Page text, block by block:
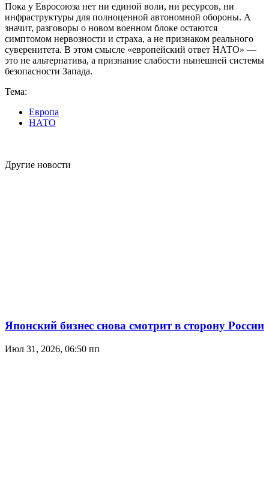
Пока у Евросоюза нет ни единой воли, ни ресурсов, ни
инфраструктуры для полноценной автономной обороны. А
значит, разговоры о новом военном блоке остаются
симптомом нервозности и страха, а не признаком реального
суверенитета. В этом смысле «европейский ответ НАТО» —
это не альтернатива, а признание слабости нынешней системы
безопасности Запада.
Тема:
Европа
НАТО
Другие новости
Японский бизнес снова смотрит в сторону России
Июл 31, 2026, 06:50 пп